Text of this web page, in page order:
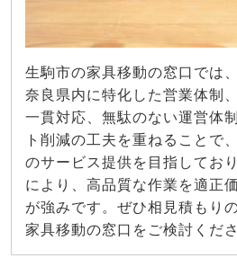
生駒市の家具移動の窓口では
奈良県内に特化した営業体制
一貫対応、無駄のない運営体
ト削減の工夫を重ねることで
のサービス提供を目指してお
により、高品質な作業を適正
が強みです。ぜひ相見積もり
家具移動の窓口をご検討くださ